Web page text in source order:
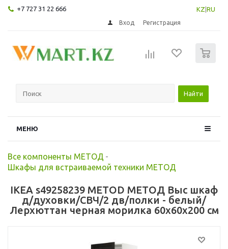
+7 727 31 22 666 KZ RU
Вход Регистрация
Найти
МЕНЮ
Все компоненты МЕТОД -
Шкафы для встраиваемой техники МЕТОД
IKEA s49258239 METOD МЕТОД Выс шкаф
д/духовки/СВЧ/2 дв/полки - белый/
Лерхюттан черная морилка 60x60x200 см